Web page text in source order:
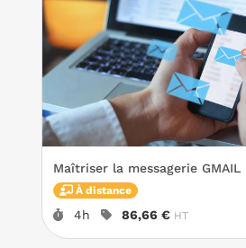
Maîtriser la messagerie GMAIL
À distance
Durée :
4h Prix :
86,66 € HT